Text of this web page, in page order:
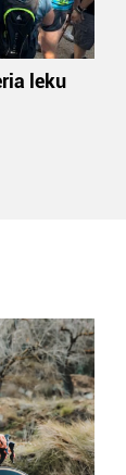
leku